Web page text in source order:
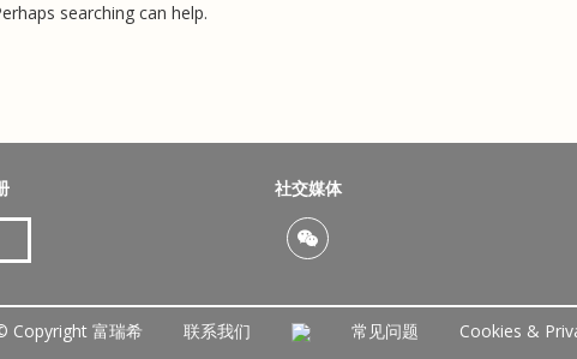
searching can help.
社交媒体
Copyright 富瑞希 联系我们 常见问题
Cookies &